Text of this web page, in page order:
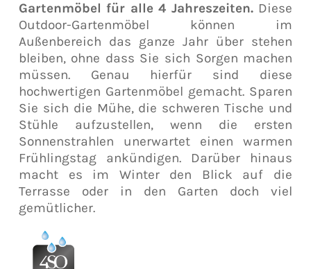
Gartenmöbel für alle 4 Jahreszeiten.Diese
Outdoor-Gartenmöbel können im
Außenbereich das ganze Jahr über stehen
bleiben, ohne dass Sie sich Sorgen machen
müssen. Genau hierfür sind diese
hochwertigen Gartenmöbel gemacht. Sparen
Sie sich die Mühe, die schweren Tische und
Stühle aufzustellen, wenn die ersten
Sonnenstrahlen unerwartet einen warmen
Frühlingstag ankündigen. Darüber hinaus
macht es im Winter den Blick auf die
Terrasse oder in den Garten doch viel
gemütlicher.